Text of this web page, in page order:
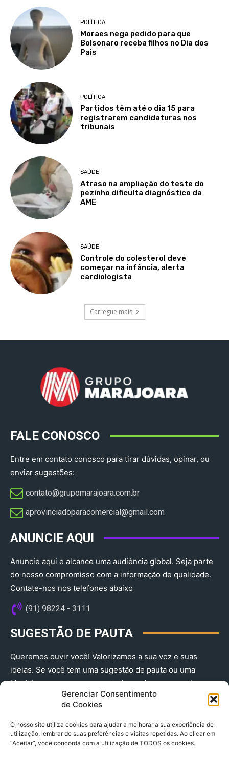
Gerenciar Consentimento
de Cookies
O nosso site utiliza cookies para ajudar a melhorar a sua experiência de
utilização, lembrar de suas preferências e visitas repetidas. Ao clicar em
“Aceitar”, você concorda com a utilização de TODOS os cookies.
POLÍTICA
Moraes nega pedido para que
Bolsonaro receba filhos no Dia dos
Pais
POLÍTICA
Partidos têm até o dia 15 para
registrarem candidaturas nos
tribunais
SAÚDE
Atraso na ampliação do teste do
pezinho dificulta diagnóstico da
AME
SAÚDE
Controle do colesterol deve
começar na infância, alerta
cardiologista
Carregue mais
FALE CONOSCO
Entre em contato conosco para tirar dúvidas, opinar, ou
enviar sugestões:
contato@grupomarajoara.com.br
aprovinciadoparacomercial@gmail.com​
ANUNCIE AQUI
Anuncie aqui e alcance uma audiência global. Seja parte
do nosso compromisso com a informação de qualidade.
Contate-nos nos telefones abaixo
(91) 98224 - 3111
SUGESTÃO DE PAUTA
Queremos ouvir você! Valorizamos a sua voz e suas
ideias. Se você tem uma sugestão de pauta ou uma
história que merece ser contada, envie-nos agora!
(91) 98224 - 3111